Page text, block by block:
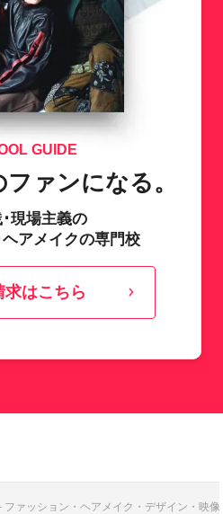
GUIDE
ァンになる。
現場主義の
アメイクの専門校
求はこちら
ァッション・ヘアメイク・デザイン・映